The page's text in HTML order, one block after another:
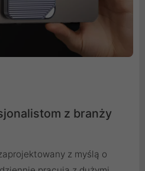
z branży
z myślą o